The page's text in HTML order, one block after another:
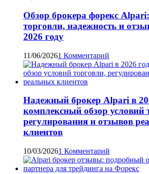
Обзор брокера форекс
торговли, надежность и
2026 году
11/06/20261 Комментарий
Надежный брокер Alpari в
комплексный обзор условий
регулирования и отзывов
клиентов
10/03/20261 Комментарий